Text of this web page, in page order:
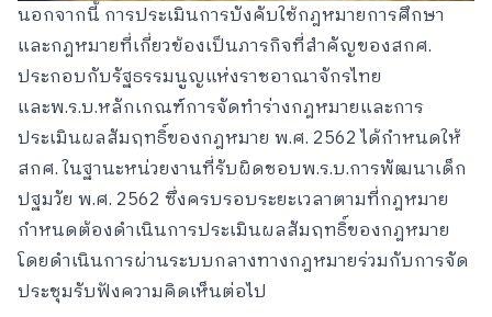
นอกจากนี้ การประเมินการบังคับใช้กฎหมายการศึกษา
และกฎหมายที่เกี่ยวข้องเป็นภารกิจที่สำคัญของสกศ.
ประกอบกับรัฐธรรมนูญแห่งราชอาณาจักรไทย
และพ.ร.บ.หลักเกณฑ์การจัดทำร่างกฎหมายและการ
ประเมินผลสัมฤทธิ์ของกฎหมาย พ.ศ. 2562 ได้กำหนดให้
สกศ. ในฐานะหน่วยงานที่รับผิดชอบพ.ร.บ.การพัฒนาเด็ก
ปฐมวัย พ.ศ. 2562 ซึ่งครบรอบระยะเวลาตามที่กฎหมาย
กำหนดต้องดำเนินการประเมินผลสัมฤทธิ์ของกฎหมาย
โดยดำเนินการผ่านระบบกลางทางกฎหมายร่วมกับการจัด
ประชุมรับฟังความคิดเห็นต่อไป